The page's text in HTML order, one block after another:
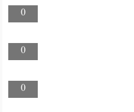
0
0
0